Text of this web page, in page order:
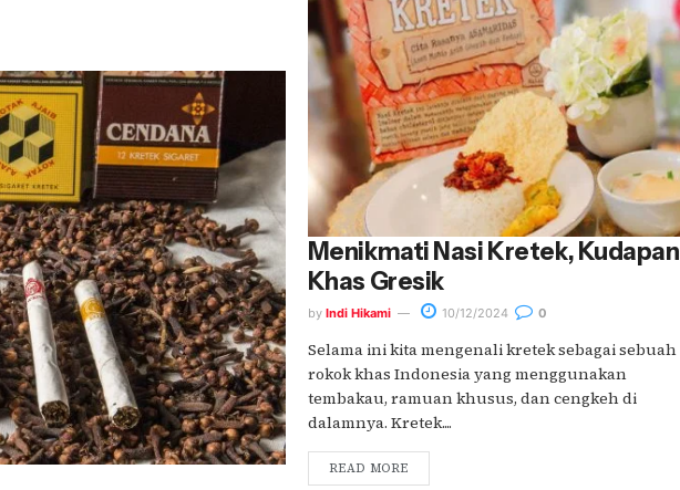
Menikmati Nasi Kretek, Kudapan
Khas Gresik
by Indi Hikami 10/12/2024 0
Selama ini kita mengenali kretek sebagai sebuah
rokok khas Indonesia yang menggunakan
tembakau, ramuan khusus, dan cengkeh di
dalamnya. Kretek....
READ MORE